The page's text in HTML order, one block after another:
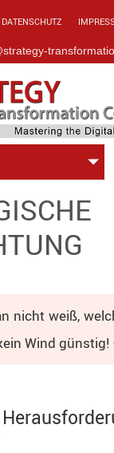
DATENSCHUTZ
nicht weiß,
Wind